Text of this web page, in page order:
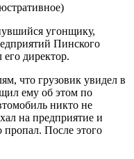
угонщику,
Пинского
директор.
что грузовик увидел в
ему об этом по
никто не
на предприятие и
После этого